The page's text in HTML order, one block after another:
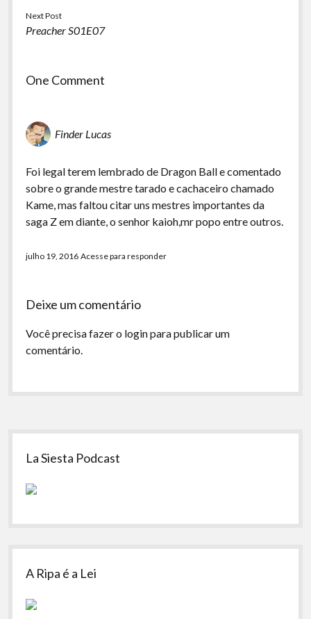
Next Post
Preacher S01E07
One Comment
Finder Lucas
Foi legal terem lembrado de Dragon Ball e comentado
sobre o grande mestre tarado e cachaceiro chamado
Kame, mas faltou citar uns mestres importantes da
saga Z em diante, o senhor kaioh,mr popo entre outros.
julho 19, 2016 Acesse para responder
Deixe um comentário
Você precisa fazer o loginpara publicar um
comentário.
Sidebar
La Siesta Podcast
A Ripa é a Lei